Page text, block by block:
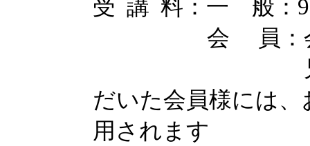
受 講 料：一 般：
会 員：会員
兄 弟 割 引
だいた会員様には
用されます